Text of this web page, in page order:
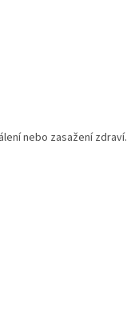
nebo zasažení zdraví.